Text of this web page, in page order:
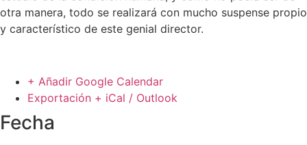
otra manera, todo se realizará con mucho suspense propio
y característico de este genial director.
+ Añadir Google Calendar
Exportación + iCal / Outlook
Fecha